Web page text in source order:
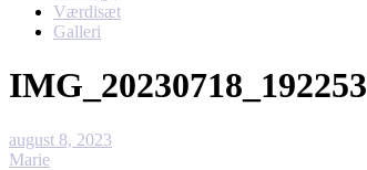
Værdisæt
Galleri
IMG_20230718_192253
august 8, 2023
Marie